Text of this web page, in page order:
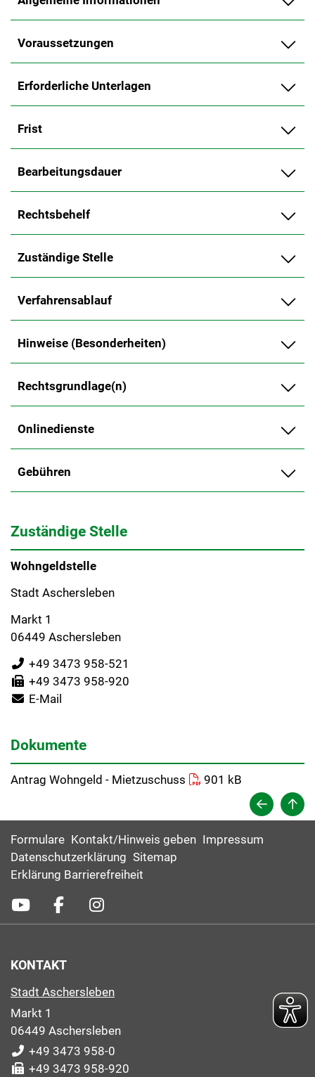
Voraussetzungen
Erforderliche Unterlagen
Frist
Bearbeitungsdauer
Rechtsbehelf
Zuständige Stelle
Verfahrensablauf
Hinweise (Besonderheiten)
Rechtsgrundlage(n)
Onlinedienste
Gebühren
Zuständige Stelle
Wohngeldstelle
Stadt Aschersleben
Markt 1
06449 Aschersleben
+49 3473 958-521
+49 3473 958-920
E-Mail
Dokumente
Antrag Wohngeld - Mietzuschuss 901 kB
Formulare Kontakt/Hinweis geben Impressum
Datenschutzerklärung Sitemap
Erklärung Barrierefreiheit
KONTAKT
Stadt Aschersleben
Markt 1
06449 Aschersleben
+49 3473 958-0
+49 3473 958-920